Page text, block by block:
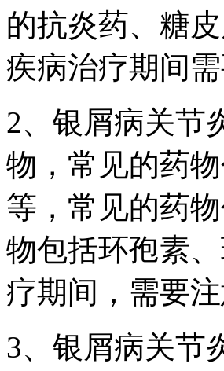
的抗炎药、糖
疾病治疗期间
2、银屑病关节
物，常见的药
等，常见的药
物包括环孢素
疗期间，需要
3、银屑病关节